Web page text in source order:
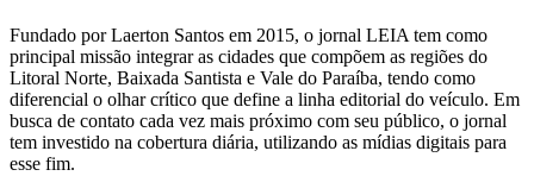
Fundado por Laerton Santos em 2015, o jornal LEIA tem como
principal missão integrar as cidades que compõem as regiões do
Litoral Norte, Baixada Santista e Vale do Paraíba, tendo como
diferencial o olhar crítico que define a linha editorial do veículo. Em
busca de contato cada vez mais próximo com seu público, o jornal
tem investido na cobertura diária, utilizando as mídias digitais para
esse fim.